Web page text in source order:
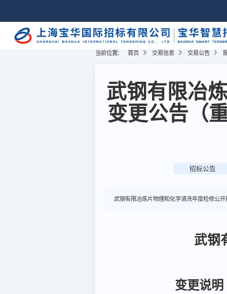
当前位置: 首页 交易信息 交易公告
武钢有限冶
变更公告（
招标公告
武钢有限冶炼片物理和化学清洗年度检修公
武钢
变更说明